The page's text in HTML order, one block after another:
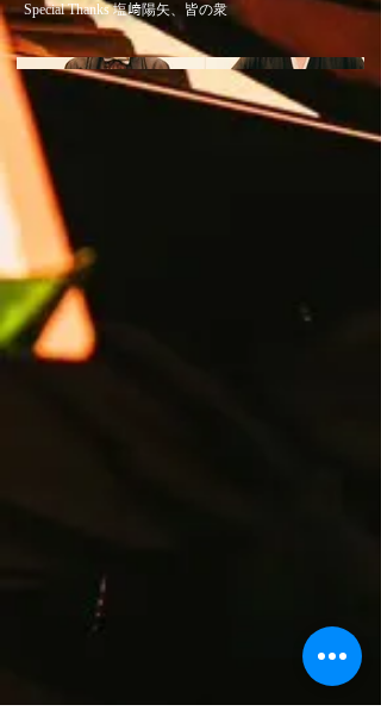
Special Thanks 塩﨑陽矢、皆の衆